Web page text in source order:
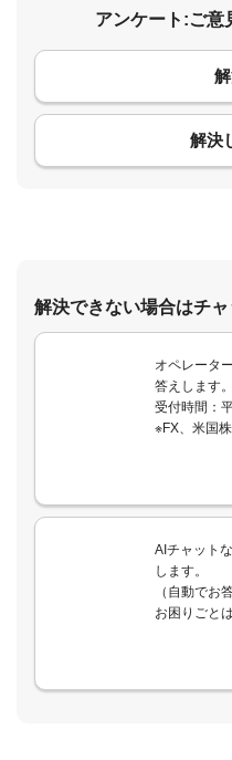
アンケート:ご意
解決
解決できない場合はチャ
オペレータ
答えします。
受付時間：
※FX、米国
AIチャット
します。
（自動でお
お困りごと